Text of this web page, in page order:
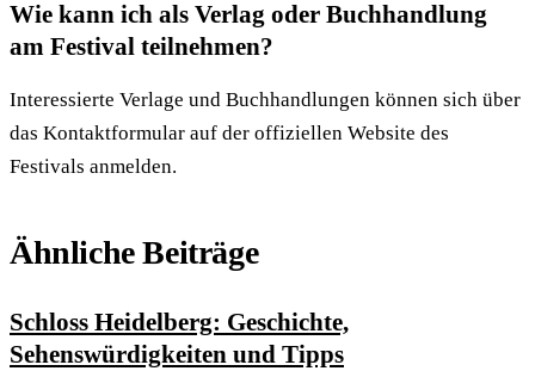
Wie kann ich als Verlag oder Buchhandlung
am Festival teilnehmen?
Interessierte Verlage und Buchhandlungen können sich über
das Kontaktformular auf der offiziellen Website des
Festivals anmelden.
Ähnliche Beiträge
Schloss Heidelberg: Geschichte,
Sehenswürdigkeiten und Tipps